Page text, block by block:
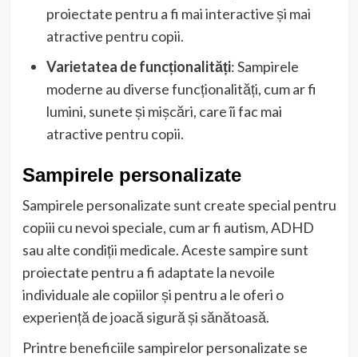
proiectate pentru a fi mai interactive și mai
atractive pentru copii.
Varietatea de funcționalități: Sampirele
moderne au diverse funcționalități, cum ar fi
lumini, sunete și mișcări, care îi fac mai
atractive pentru copii.
Sampirele personalizate
Sampirele personalizate sunt create special pentru
copiii cu nevoi speciale, cum ar fi autism, ADHD
sau alte condiții medicale. Aceste sampire sunt
proiectate pentru a fi adaptate la nevoile
individuale ale copiilor și pentru a le oferi o
experiență de joacă sigură și sănătoasă.
Printre beneficiile sampirelor personalizate se